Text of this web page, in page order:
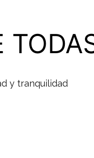
y tranquilidad